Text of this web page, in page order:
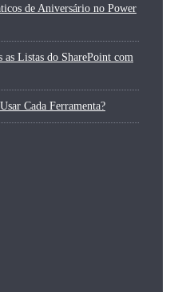
de Aniversário no Power
as Listas do SharePoint com
Cada Ferramenta?